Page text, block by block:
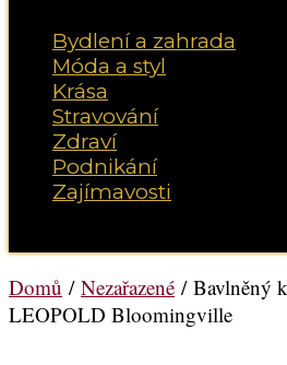
Bydlení a zahrada
Móda a styl
Krása
Stravování
Zdraví
Podnikání
Zajímavosti
Domů / Nezařazené / Bavlněný
LEOPOLD Bloomingville